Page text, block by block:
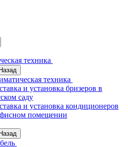
техника
Назад
техника
и установка бризеров в
саду
и установка кондиционеров
помещении
Назад